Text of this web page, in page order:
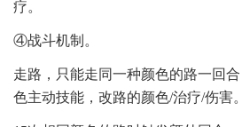
疗。
④战斗机制。
走路，只能走同一种颜色的路一回
色主动技能，改路的颜色/治疗/伤害。